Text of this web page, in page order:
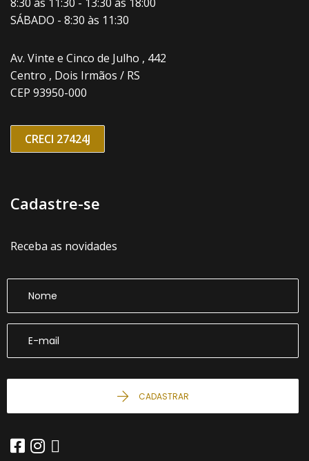
SÁBADO - 8:30 às 11:30
Av. Vinte e Cinco de Julho , 442
Centro , Dois Irmãos / RS
CEP 93950-000
CRECI 27424J
Cadastre-se
Receba as novidades
CADASTRAR